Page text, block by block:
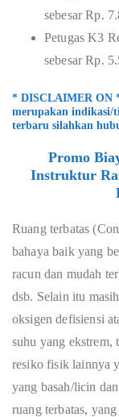
sebesar Rp.
Petugas K3
sebesar Rp.
* DISCLAIMER ON
merupakan indikasi/
terbaru silahkan
Promo
Instruktur
Ruang terbatas
bahaya baik yang
racun dan mudah
dsb. Selain itu
oksigen defisiensi
suhu yang ekstrem,
resiko fisik lainnya
yang basah/licin
ruang terbatas,